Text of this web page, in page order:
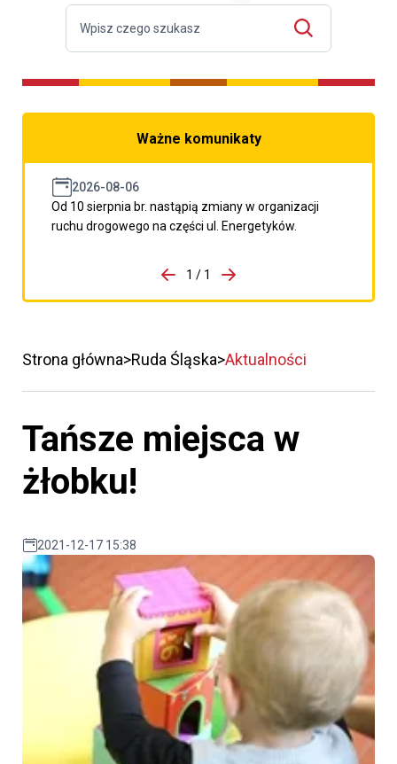
Ważne komunikaty
2026-08-06
Od 10 sierpnia br. nastąpią zmiany w organizacji
ruchu drogowego na części ul. Energetyków.
porzpedniego komunikatu
1 / 1
Przejdź do następnego
Strona główna Ruda Śląska Aktualności
Tańsze miejsca w
żłobku!
2021-12-17 15:38